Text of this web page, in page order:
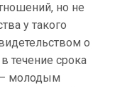
но не
у такого
о
течение срока
— молодым